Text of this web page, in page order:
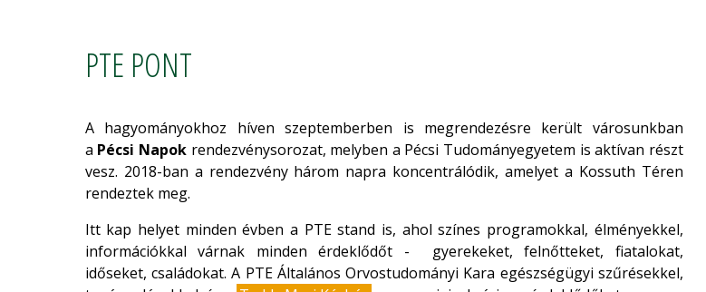
PTE PONT
A hagyományokhoz híven szeptemberben is megrendezésre került városunkban
a Pécsi Napok rendezvénysorozat, melyben a Pécsi Tudományegyetem is aktívan részt
vesz. 2018-ban a rendezvény három napra koncentrálódik, amelyet a Kossuth Téren
rendeztek meg.
Itt kap helyet minden évben a PTE stand is, ahol színes programokkal, élményekkel,
információkkal várnak minden érdeklődőt - gyerekeket, felnőtteket, fiatalokat,
időseket, családokat. A PTE Általános Orvostudományi Kara egészségügyi szűrésekkel,